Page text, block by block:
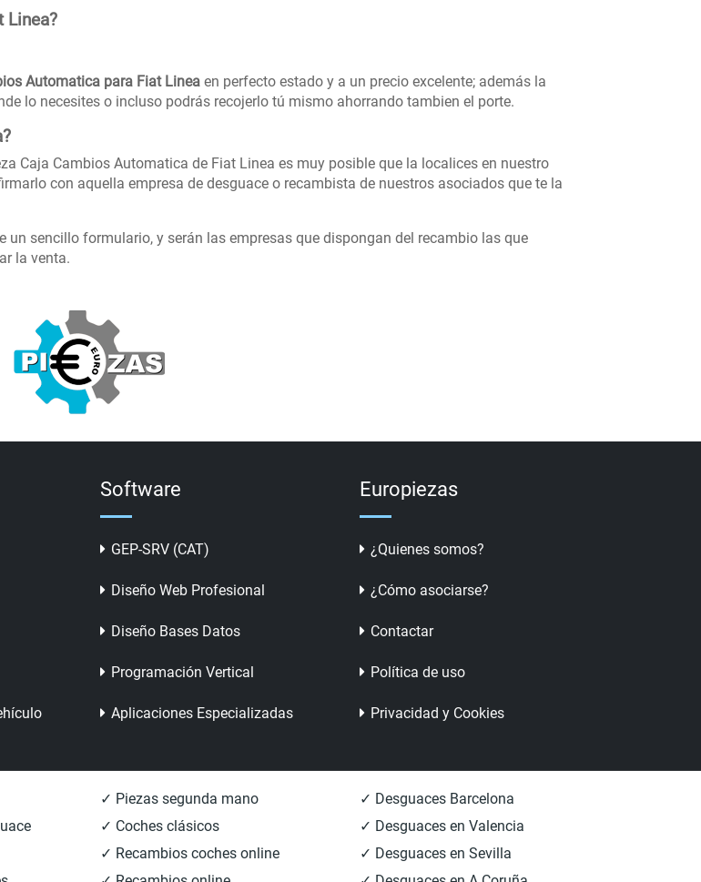
Linea?
Automatica para Fiat Linea en perfecto estado y a un precio excelente; además la
lo necesites o incluso podrás recojerlo tú mismo ahorrando tambien el porte.
Caja Cambios Automatica de Fiat Linea es muy posible que la localices en nuestro
con aquella empresa de desguace o recambista de nuestros asociados que te la
un sencillo formulario, y serán las empresas que dispongan del recambio las que
la venta.
Software
GEP-SRV (CAT)
Diseño Web Profesional
Diseño Bases Datos
Programación Vertical
Aplicaciones Especializadas
Europiezas
¿Quienes somos?
¿Cómo asociarse?
Contactar
Política de uso
Privacidad y Cookies
✓ Piezas segunda mano
✓ Coches clásicos
✓ Recambios coches online
✓ Desguaces Barcelona
✓ Desguaces en Valencia
✓ Desguaces en Sevilla